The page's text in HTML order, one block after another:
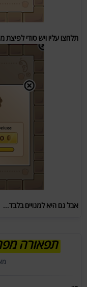
תלחצו עליו ויש סודי
אבל גם היא למנויים בלבד...
תפאורה